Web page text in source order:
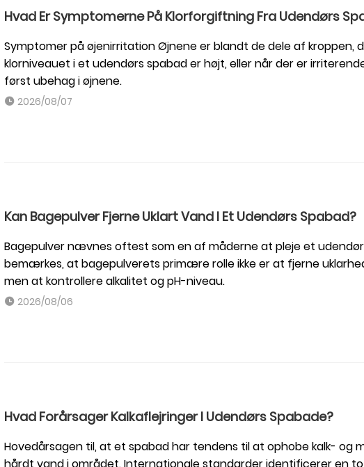
Hvad Er Symptomerne På Klorforgiftning Fra Udendørs
Symptomer på øjenirritation Øjnene er blandt de dele af kroppen,
klorniveauet i et udendørs spabad er højt, eller når der er
først ubehag i øjnene.
2026/08/07
Kan Bagepulver Fjerne Uklart Vand I Et Udendørs Spabad?
Bagepulver nævnes oftest som en af ​​måderne at pleje et
bemærkes, at bagepulverets primære rolle ikke er at fjerne
men at kontrollere alkalitet og pH-niveau.
2026/08/06
Hvad Forårsager Kalkaflejringer I Udendørs Spabade?
Hovedårsagen til, at et spabad har tendens til at ophobe kalk- og
hårdt vand i området. Internationale standarder identificerer en